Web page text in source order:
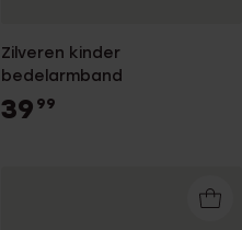
Zilveren kinder
bedelarmband
39 99